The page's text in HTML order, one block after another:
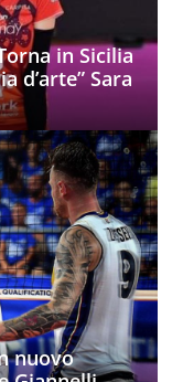
in Sicilia
d’arte” Sara
nuovo